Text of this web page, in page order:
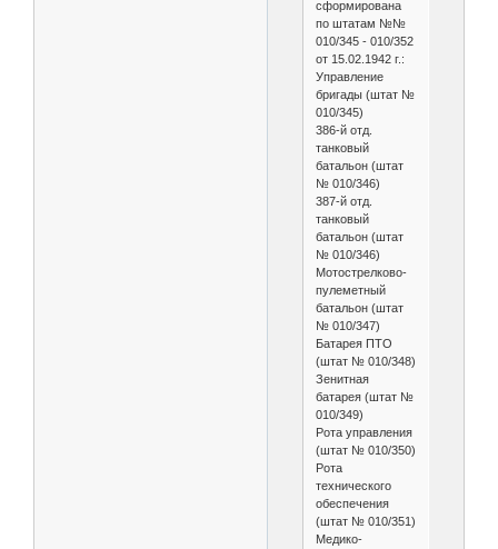
сформирована
по штатам №№
010/345 - 010/352
от 15.02.1942 г.:
Управление
бригады (штат №
010/345)
386-й отд.
танковый
батальон (штат
№ 010/346)
387-й отд.
танковый
батальон (штат
№ 010/346)
Мотострелково-
пулеметный
батальон (штат
№ 010/347)
Батарея ПТО
(штат № 010/348)
Зенитная
батарея (штат №
010/349)
Рота управления
(штат № 010/350)
Рота
технического
обеспечения
(штат № 010/351)
Медико-